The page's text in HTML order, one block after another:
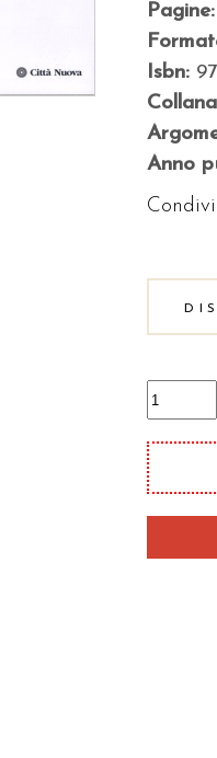
Isbn:
Collana
Anno
Una
via
nuova
quantità